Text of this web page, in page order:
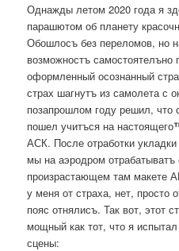
Однажды летом 2020 года я
парашютом об планету
Обошлосъ без переломов, но
возможностъ самостоятелъно
оформленный осознанный
страх шагнутъ из самолета с
позапрошлом году решил, что
пошел учитъся на настоящего
АСК. После отработки
мы на аэродром
произрастающем там макете
у меня от страха, нет, просто
пояс отнялисъ. Так вот, этот
мощный как тот, что я
сцены: